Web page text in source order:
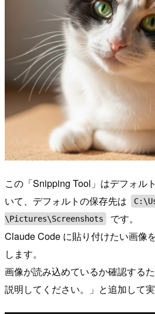
この「Snipping Tool」はデフォル
いて、デフォルトの保存先は
\Pictures\Screenshots
です。
Claude Code に貼り付けたい画像
します。
画像が読み込めているか確認する
説明してください。」と追加して実